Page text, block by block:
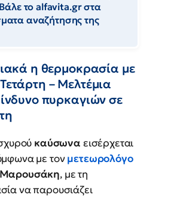
Βάλε το alfavita.gr στα
αναζήτησης της
η θερμοκρασία με
– Μελτέμια
πυρκαγιών σε
καύσωνα εισέρχεται
με τονμετεωρολόγο
, με τη
να παρουσιάζει